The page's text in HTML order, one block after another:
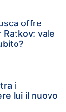
offre
Ratkov: vale
i
lui il nuovo